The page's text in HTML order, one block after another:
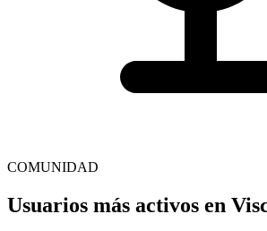
COMUNIDAD
Usuarios más activos en